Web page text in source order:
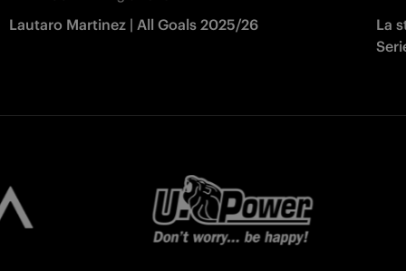
Lautaro Martinez | All Goals 2025/26
La